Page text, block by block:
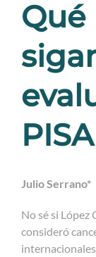
PISA
Julio Serrano*
No sé si López
consideró